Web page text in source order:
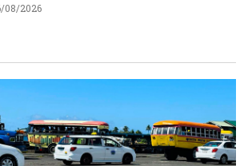
08/2026